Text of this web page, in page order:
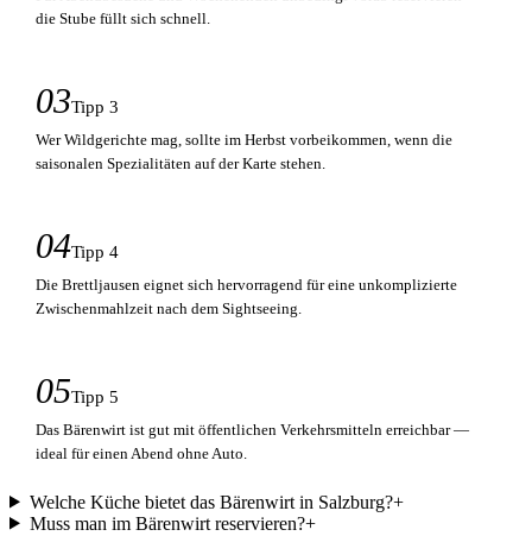
die Stube füllt sich schnell.
03Tipp 3
Wer Wildgerichte mag, sollte im Herbst vorbeikommen, wenn die
saisonalen Spezialitäten auf der Karte stehen.
04Tipp 4
Die Brettljausen eignet sich hervorragend für eine unkomplizierte
Zwischenmahlzeit nach dem Sightseeing.
05Tipp 5
Das Bärenwirt ist gut mit öffentlichen Verkehrsmitteln erreichbar —
ideal für einen Abend ohne Auto.
Welche Küche bietet das Bärenwirt in Salzburg?+
Muss man im Bärenwirt reservieren?+